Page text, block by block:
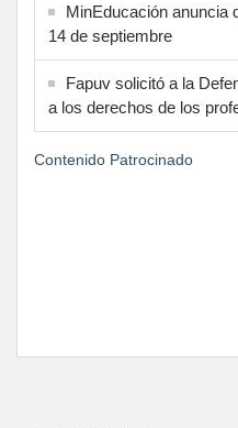
MinEducación anuncia
14 de septiembre
Fapuv solicitó a la
a los derechos de los
Contenido Patrocinado